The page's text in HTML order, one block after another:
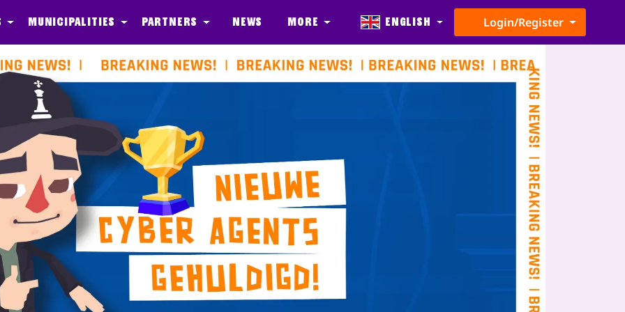
Municipalities Partners News More English Login/Register